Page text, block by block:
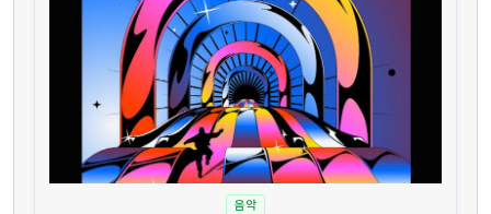
음악